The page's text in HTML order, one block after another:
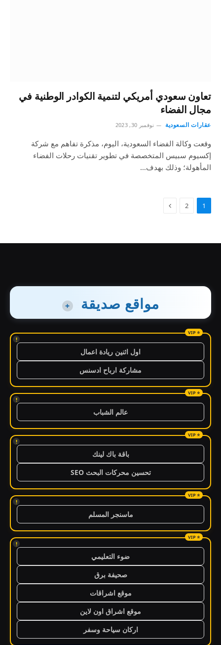
تعاون سعودي أمريكي لتنمية الكوادر الوطنية في
مجال الفضاء
عقارات السعودية نوفمبر 30, 2023
وقعت وكالة الفضاء السعودية، اليوم، مذكرة تفاهم مع شركة
إكسيوم سبيس المتخصصة في تطوير تقنيات رحلات الفضاء
المأهولة؛ وذلك بهدف…
1
2
مواقع صديقة +
!
اول اثنين ريادة اعمال
مشاركة ارباح ادسنس
!
عالم الشباب
!
باقة باك لينك
تحسين محركات البحث SEO
!
ماسنجر المسلم
!
ضوء التعليمي
صحيفة برق
موقع اشراقات
موقع اشراق اون لاين
اركان سياحة وسفر